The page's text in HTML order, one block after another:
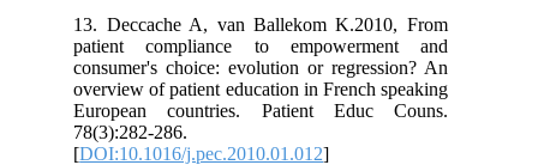
13. Deccache A, van Ballekom K.2010, From
patient compliance to empowerment and
consumer's choice: evolution or regression? An
overview of patient education in French speaking
European countries. Patient Educ Couns.
78(3):282-286.
[DOI:10.1016/j.pec.2010.01.012